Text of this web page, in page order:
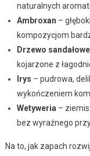
naturalnych
Ambroxan –
kompozycjom
Drzewo sandałowe
kojarzone z
Irys – pudrowa,
wykończeniem
Wetyweria –
bez wyraźnego
Na to, jak zapach